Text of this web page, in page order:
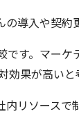
の導入や契約
です。マー
効果が高いと
内リソース